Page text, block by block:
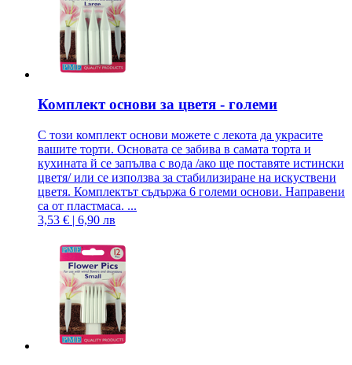
Комплект основи за цветя - големи
С този комплект основи можете с лекота да украсите
вашите торти. Основата се забива в самата торта и
кухината й се запълва с вода /ако ще поставяте истински
цветя/ или се използва за стабилизиране на искуствени
цветя. Комплектът съдържа 6 големи основи. Направени
са от пластмаса. ...
3,53 € | 6,90 лв